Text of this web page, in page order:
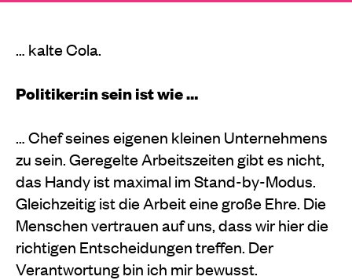
… kalte Cola.
Politiker:in sein ist wie …
… Chef seines eigenen kleinen Unternehmens
zu sein. Geregelte Arbeitszeiten gibt es nicht,
das Handy ist maximal im Stand-by-Modus.
Gleichzeitig ist die Arbeit eine große Ehre. Die
Menschen vertrauen auf uns, dass wir hier die
richtigen Entscheidungen treffen. Der
Verantwortung bin ich mir bewusst.